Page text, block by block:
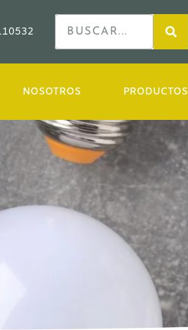
NOSOTROS PRODUCTOS